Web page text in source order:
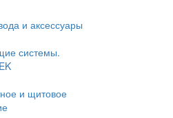
и аксессуары
системы.
и щитовое